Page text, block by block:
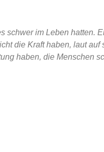
im Leben hatten.
die Kraft haben, laut auf
haben, die Menschen